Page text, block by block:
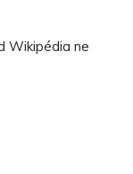
Wikipédia ne